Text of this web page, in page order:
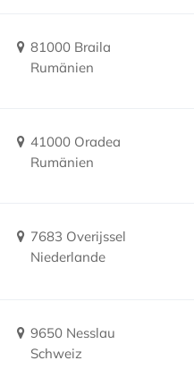
81000 Braila
Rumänien
41000 Oradea
Rumänien
7683 Overijssel
Niederlande
9650 Nesslau
Schweiz